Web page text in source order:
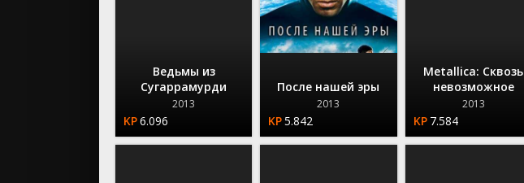
Ведьмы из
Сугаррамурди
2013
6.096
После нашей эры
2013
5.842
Metallica: Сквозь
невозможное
2013
7.584